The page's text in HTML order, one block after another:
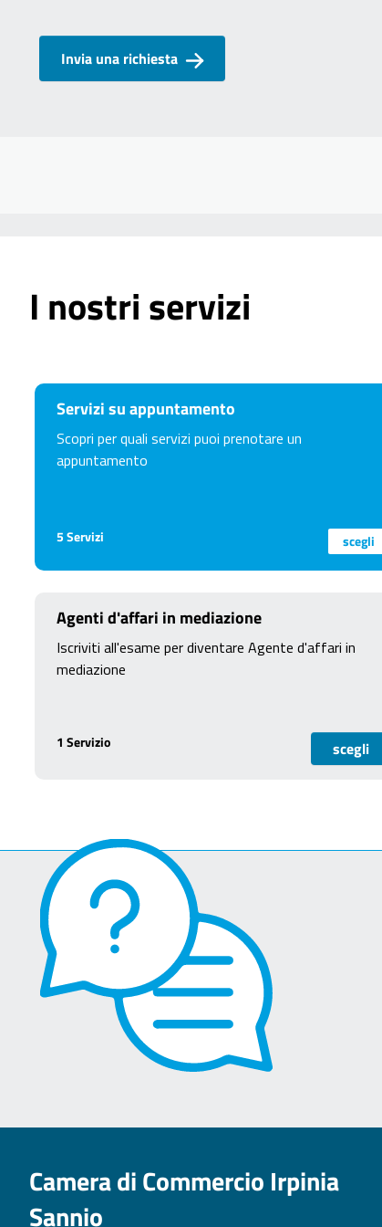
Invia una richiesta
I nostri servizi
Servizi su appuntamento
Scopri per quali servizi puoi prenotare un
appuntamento
5 Servizi scegli
Agenti d'affari in mediazione
Iscriviti all'esame per diventare Agente d'affari in
mediazione
1 Servizio scegli
Camera di Commercio Irpinia
Sannio